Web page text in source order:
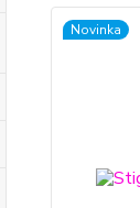
Novinka